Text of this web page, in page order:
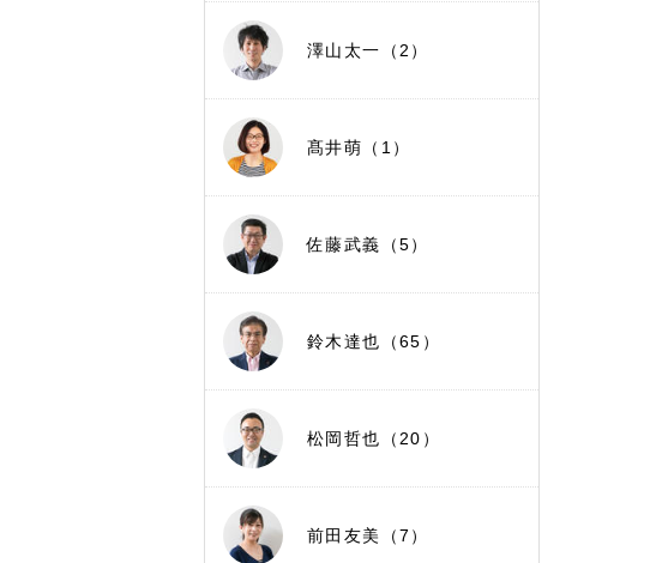
澤山太一（2）
髙井萌（1）
佐藤武義（5）
鈴木達也（65）
松岡哲也（20）
前田友美（7）